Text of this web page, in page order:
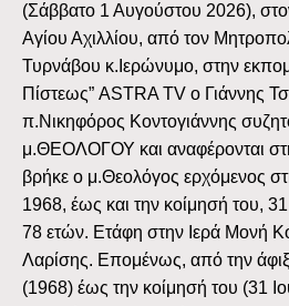
(Σάββατο 1 Αυγούστου 2026),
Αγίου Αχιλλίου, από τον
Τυρνάβου κ.Ιερώνυμο, στην
Πίστεως” ASTRA TV ο Γιάννης
π.Νικηφόρος Κοντογιάννης
μ.ΘΕΟΛΟΓΟΥ και αναφέρονται
βρήκε ο μ.Θεολόγος ερχόμενος
1968, έως και την κοίμησή του, 31
78 ετών. Ετάφη στην Ιερά Μονή
Λαρίσης. Επομένως, από την
(1968) έως την κοίμησή του (31